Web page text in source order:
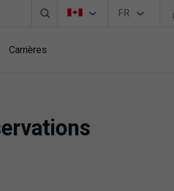
Barre de recherche
Sélecteur de pays
Vous êtes sur le site
Sélecteur de
FR
Français
Carrières